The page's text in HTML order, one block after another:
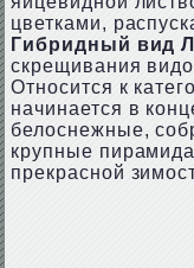
цветками,
Гибридный вид
скрещивания
Относится к
начинается в
белоснежные,
крупные
прекрасной